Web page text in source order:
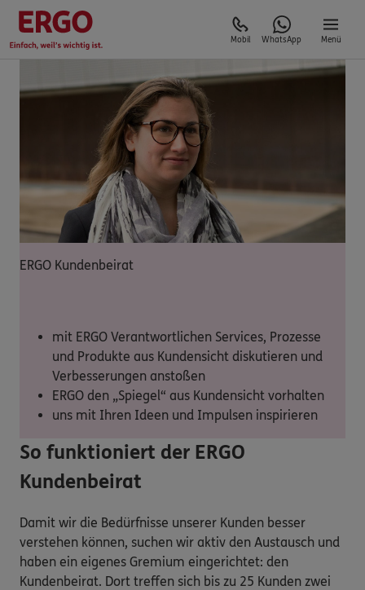
Mobil WhatsApp Menü
ERGO Kundenbeirat
mit ERGO Verantwortlichen Services, Prozesse
und Produkte aus Kundensicht diskutieren und
Verbesserungen anstoßen
ERGO den „Spiegel“ aus Kundensicht vorhalten
uns mit Ihren Ideen und Impulsen inspirieren
So funktioniert der ERGO
Kundenbeirat
Damit wir die Bedürfnisse unserer Kunden besser
verstehen können, suchen wir aktiv den Austausch und
haben ein eigenes Gremium eingerichtet: den
Kundenbeirat. Dort treffen sich bis zu 25 Kunden zwei